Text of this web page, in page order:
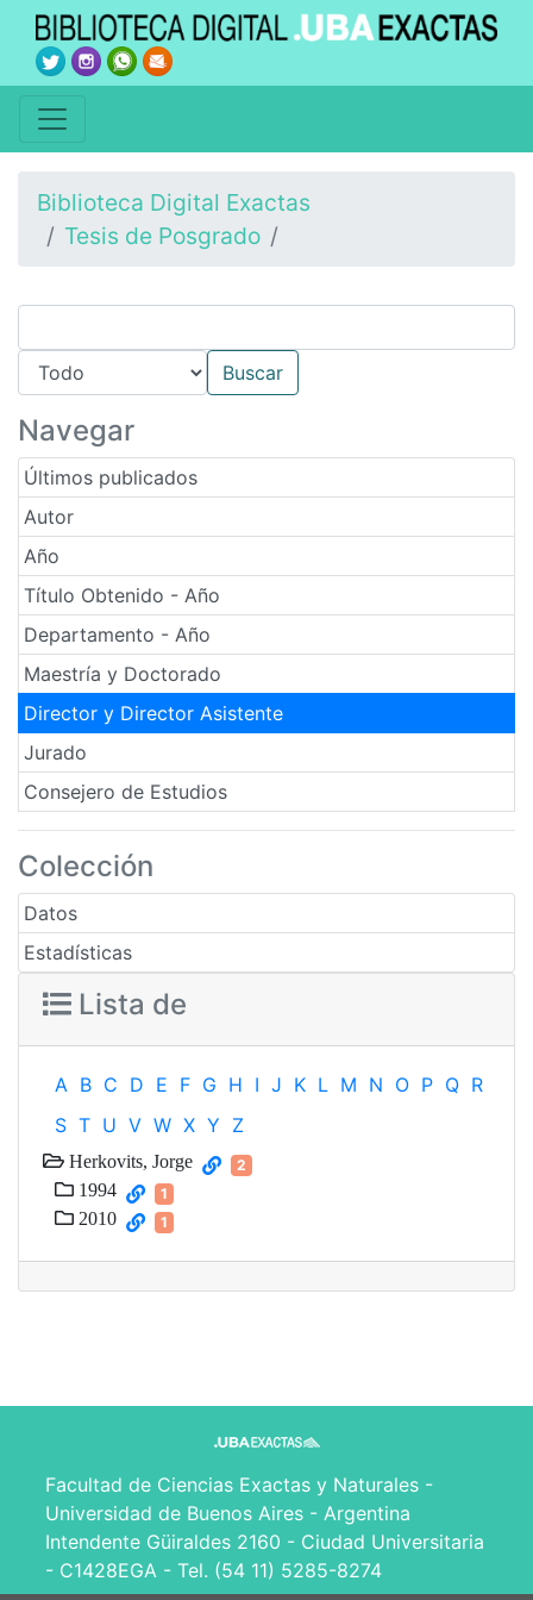
Biblioteca Digital Exactas
Tesis de Posgrado
Navegar
Últimos publicados
Autor
Año
Título Obtenido - Año
Departamento - Año
Maestría y Doctorado
Director y Director Asistente
Jurado
Consejero de Estudios
Colección
Datos
Estadísticas
Lista de
A B C D E F G H I J K L M N O P Q R
S T U V W X Y Z
Herkovits, Jorge 2
1994 1
2010 1
Facultad de Ciencias Exactas y Naturales -
Universidad de Buenos Aires - Argentina
Intendente Güiraldes 2160 - Ciudad Universitaria
- C1428EGA - Tel. (54 11) 5285-8274